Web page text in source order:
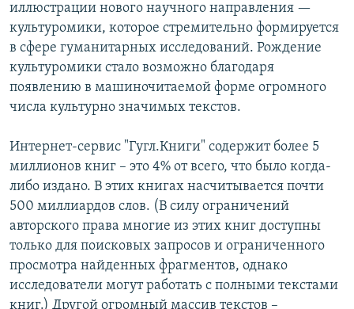
иллюстрации нового научного направления —
культуромики, которое стремительно формируется
в сфере гуманитарных исследований. Рождение
культуромики стало возможно благодаря
появлению в машиночитаемой форме огромного
числа культурно значимых текстов.
Интернет-сервис "Гугл.Книги" содержит более 5
миллионов книг – это 4% от всего, что было когда-
либо издано. В этих книгах насчитывается почти
500 миллиардов слов. (В силу ограничений
авторского права многие из этих книг доступны
только для поисковых запросов и ограниченного
просмотра найденных фрагментов, однако
исследователи могут работать с полными текстами
книг.) Другой огромный массив текстов –